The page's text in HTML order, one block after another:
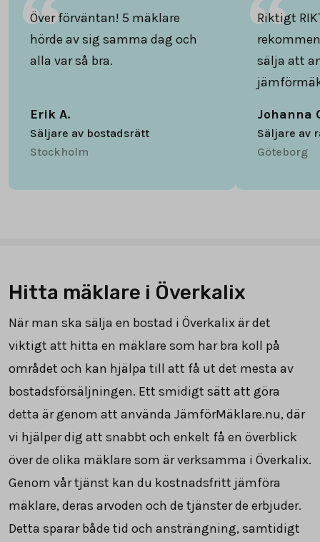
Över förväntan! 5 mäklare
hörde av sig samma dag och
alla var så bra.
Erik A.
Säljare av bostadsrätt
Stockholm
Riktigt
sälja att
Johanna
Säljare av
Göteborg
Hitta mäklare i Överkalix
När man ska sälja en bostad i Överkalix är det
viktigt att hitta en mäklare som har bra koll på
området och kan hjälpa till att få ut det mesta av
bostadsförsäljningen. Ett smidigt sätt att göra
detta är genom att använda JämförMäklare.nu, där
vi hjälper dig att snabbt och enkelt få en överblick
över de olika mäklare som är verksamma i Överkalix.
Genom vår tjänst kan du kostnadsfritt jämföra
mäklare, deras arvoden och de tjänster de erbjuder.
Detta sparar både tid och ansträngning, samtidigt